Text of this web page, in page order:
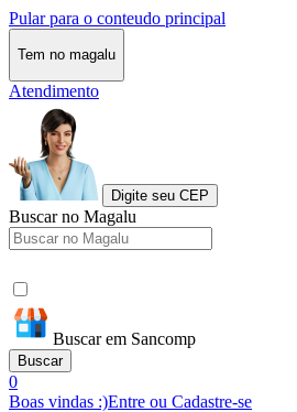
Pular para o conteudo principal
Tem no magalu
Atendimento
Digite seu CEP
Buscar no Magalu
Buscar em Sancomp
Buscar
0
Boas vindas :)Entre ou Cadastre-se